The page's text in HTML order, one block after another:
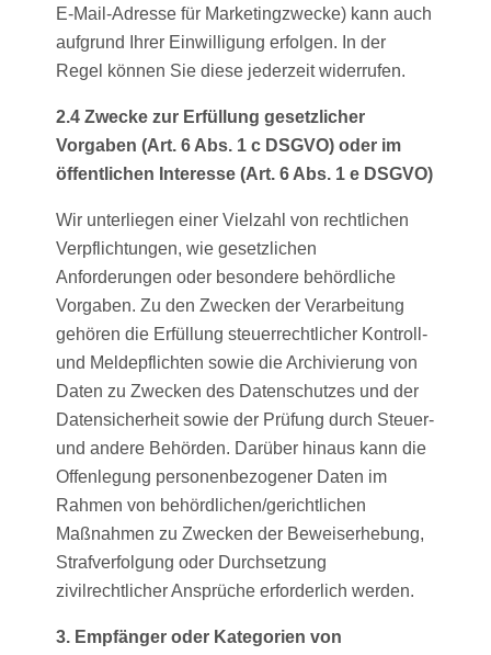
E-Mail-Adresse für Marketingzwecke) kann auch
aufgrund Ihrer Einwilligung erfolgen. In der
Regel können Sie diese jederzeit widerrufen.
2.4 Zwecke zur Erfüllung gesetzlicher
Vorgaben (Art. 6 Abs. 1 c DSGVO) oder im
öffentlichen Interesse (Art. 6 Abs. 1 e DSGVO)
Wir unterliegen einer Vielzahl von rechtlichen
Verpflichtungen, wie gesetzlichen
Anforderungen oder besondere behördliche
Vorgaben. Zu den Zwecken der Verarbeitung
gehören die Erfüllung steuerrechtlicher Kontroll-
und Meldepflichten sowie die Archivierung von
Daten zu Zwecken des Datenschutzes und der
Datensicherheit sowie der Prüfung durch Steuer-
und andere Behörden. Darüber hinaus kann die
Offenlegung personenbezogener Daten im
Rahmen von behördlichen/gerichtlichen
Maßnahmen zu Zwecken der Beweiserhebung,
Strafverfolgung oder Durchsetzung
zivilrechtlicher Ansprüche erforderlich werden.
3. Empfänger oder Kategorien von